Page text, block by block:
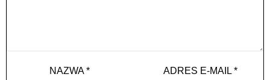
NAZWA* ADRES E-MAIL*